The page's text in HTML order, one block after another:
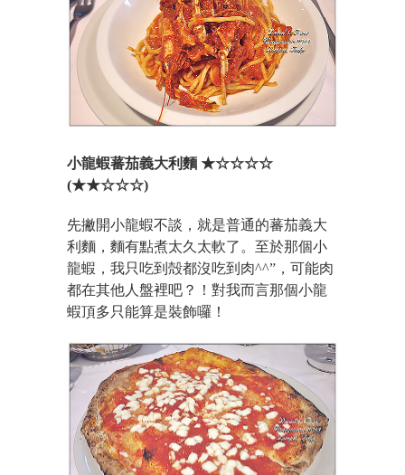
小龍蝦蕃茄義大利麵 ★☆☆☆☆
(★★☆☆☆)
先撇開小龍蝦不談，就是普通的蕃茄義大
利麵，麵有點煮太久太軟了。至於那個小
龍蝦，我只吃到殻都沒吃到肉^^”，可能肉
都在其他人盤裡吧？！對我而言那個小龍
蝦頂多只能算是裝飾囉！